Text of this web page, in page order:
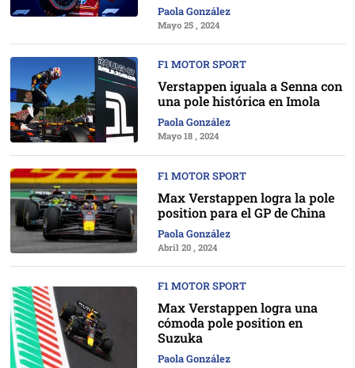
Paola González
Mayo 25 , 2024
F1 MOTOR SPORT
Verstappen iguala a Senna con
una pole histórica en Imola
Paola González
Mayo 18 , 2024
F1 MOTOR SPORT
Max Verstappen logra la pole
position para el GP de China
Paola González
Abril 20 , 2024
F1 MOTOR SPORT
Max Verstappen logra una
cómoda pole position en
Suzuka
Paola González